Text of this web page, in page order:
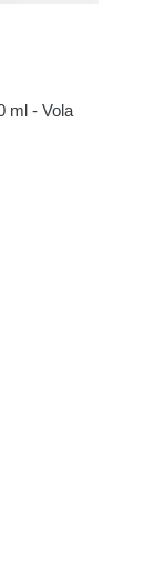
ml - Vola